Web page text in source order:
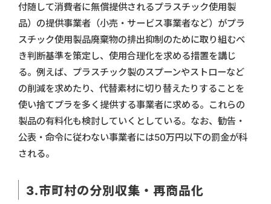
付随して消費者に無償提供されるプラスチック使用製
品）の提供事業者（小売・サービス事業者など）がプラ
スチック使用製品廃棄物の排出抑制のために取り組むべ
き判断基準を策定し、使用合理化を求める措置を講じ
る。例えば、プラスチック製のスプーンやストローなど
の削減を求めたり、代替素材に切り替えたりすることを
使い捨てプラを多く提供する事業者に求める。これらの
製品の有料化も検討していくとしている。なお、勧告・
公表・命令に従わない事業者には50万円以下の罰金が科
される。
3.市町村の分別収集・再商品化